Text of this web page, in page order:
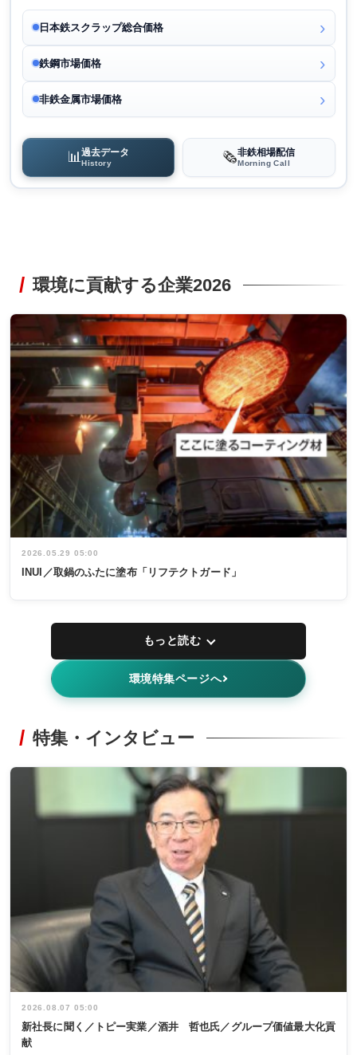
日本鉄スクラップ総合価格
鉄鋼市場価格
非鉄金属市場価格
📊過去データ
History 🗞️非鉄相場配信
Morning Call
環境に貢献する企業2026
2026.05.29 05:00
INUI／取鍋のふたに塗布「リフテクトガード」
もっと読む
環境特集ページへ
特集・インタビュー
2026.08.07 05:00
新社長に聞く／トピー実業／酒井 哲也氏／グループ価値最大化貢
献